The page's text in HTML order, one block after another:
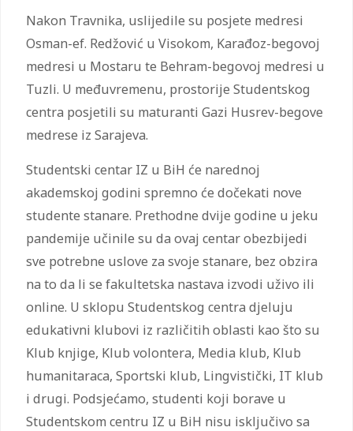
Nakon Travnika, uslijedile su posjete medresi
Osman-ef. Redžović u Visokom, Karađoz-begovoj
medresi u Mostaru te Behram-begovoj medresi u
Tuzli. U međuvremenu, prostorije Studentskog
centra posjetili su maturanti Gazi Husrev-begove
medrese iz Sarajeva.
Studentski centar IZ u BiH će narednoj
akademskoj godini spremno će dočekati nove
studente stanare. Prethodne dvije godine u jeku
pandemije učinile su da ovaj centar obezbijedi
sve potrebne uslove za svoje stanare, bez obzira
na to da li se fakultetska nastava izvodi uživo ili
online. U sklopu Studentskog centra djeluju
edukativni klubovi iz različitih oblasti kao što su
Klub knjige, Klub volontera, Media klub, Klub
humanitaraca, Sportski klub, Lingvistički, IT klub
i drugi. Podsjećamo, studenti koji borave u
Studentskom centru IZ u BiH nisu isključivo sa